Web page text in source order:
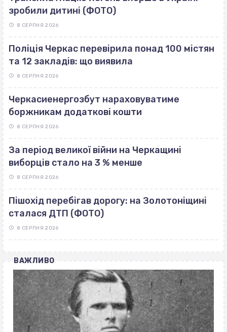
зробили дитині (ФОТО)
8 СЕРПНЯ 2026
Поліція Черкас перевірила понад 100 містян
та 12 закладів: що виявила
8 СЕРПНЯ 2026
Черкасиенергозбут нараховуватиме
боржникам додаткові кошти
8 СЕРПНЯ 2026
За період великої війни на Черкащині
виборців стало на 3 % менше
8 СЕРПНЯ 2026
Пішохід перебігав дорогу: на Золотоніщині
сталася ДТП (ФОТО)
8 СЕРПНЯ 2026
ВАЖЛИВО